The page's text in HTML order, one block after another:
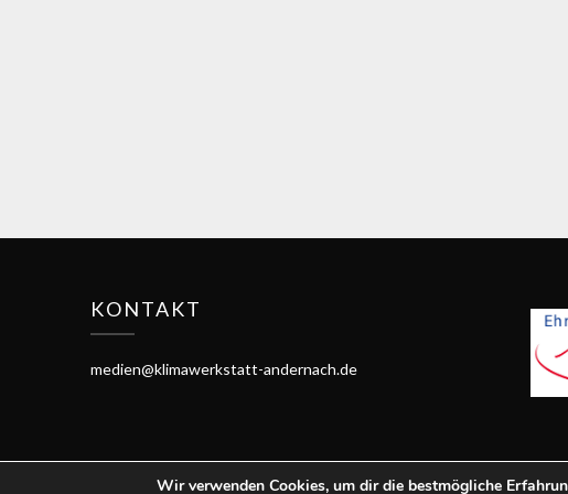
KONTAKT
medien@klimawerkstatt-andernach.de
Wir verwenden Cookies, um dir die bestmögliche